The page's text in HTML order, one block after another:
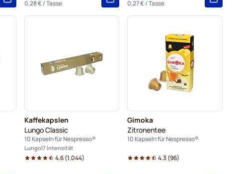
0,28 €/ Tasse 0,27 €/ Tasse
Kaffekapslen
Lungo Classic
10 Kapseln für Nespresso®
Lungo 7 Intensität
4.6(1.044)
Gimoka
Zitronentee
10 Kapseln für Nespresso®
4.3 (96)